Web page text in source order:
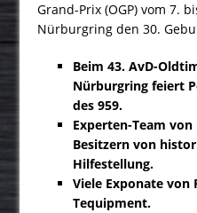
Grand-Prix (OGP) vom 7.
Nürburgring den 30.
Beim 43. AvD-
Nürburgring feiert
des 959.
Experten-Team
Besitzern von
Hilfestellung.
Viele Exponate von
Tequipment.